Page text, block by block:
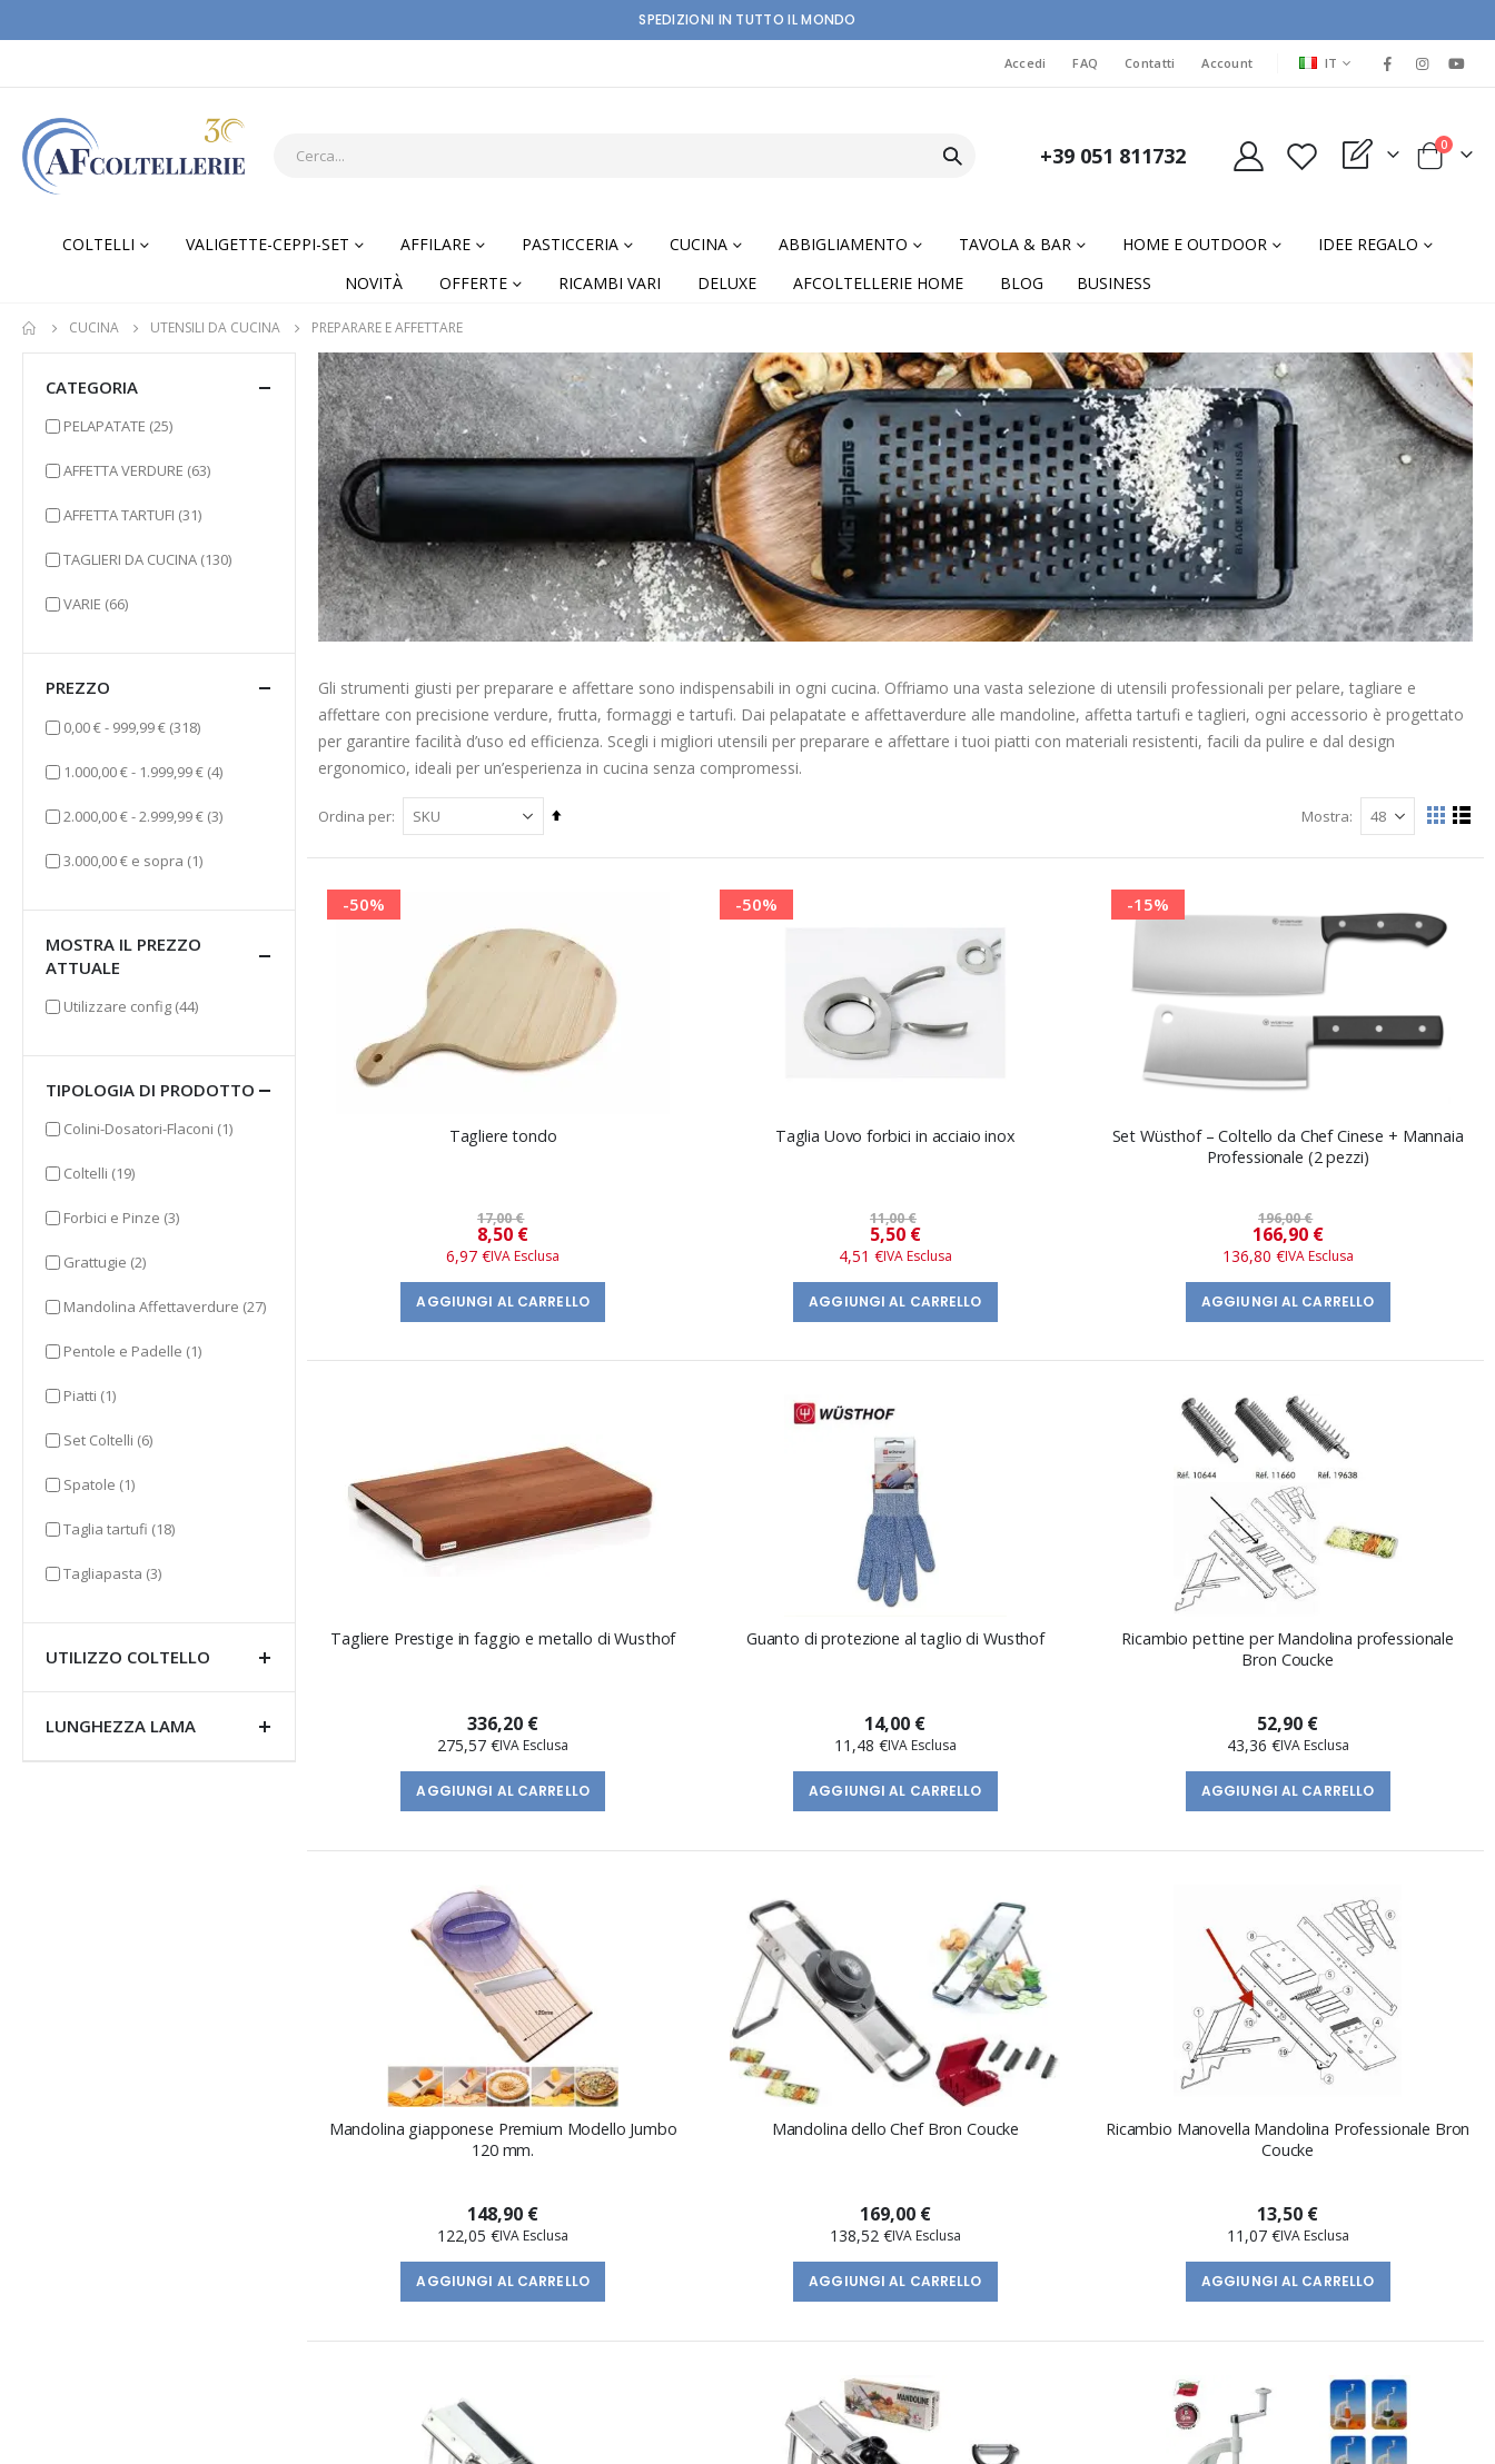
SPEDIZIONI IN TUTTO IL MONDO
Accedi FAQ Contatti Account LINGUA
IT
+39 051 811732 My Quote Cart
0elementi
COLTELLI VALIGETTE-CEPPI-SET AFFILARE PASTICCERIA CUCINA ABBIGLIAMENTO TAVOLA & BAR HOME E OUTDOOR
IDEE REGALO
NOVITÀ
OFFERTE RICAMBI VARI DELUXE AFCOLTELLERIE HOME BLOG BUSINESS
CUCINA UTENSILI DA CUCINA PREPARARE E AFFETTARE
Gli strumenti giusti per preparare e affettare sono indispensabili in ogni cucina. Offriamo una vasta selezione di utensili professionali per pelare, tagliare e
affettare con precisione verdure, frutta, formaggi e tartufi. Dai pelapatate e affettaverdure alle mandoline, affetta tartufi e taglieri, ogni accessorio è progettato
per garantire facilità d’uso ed efficienza. Scegli i migliori utensili per preparare e affettare i tuoi piatti con materiali resistenti, facili da pulire e dal design
ergonomico, ideali per un’esperienza in cucina senza compromessi.
Ordina per
Imposta
Mostra
Mostra
come
-50%
Tagliere tondo
17,00 €
Prezzo
speciale
8,50 €
6,97 €
AGGIUNGI AL CARRELLO
-50%
Taglia Uovo forbici in acciaio inox
11,00 €
Prezzo
speciale
5,50 €
4,51 €
AGGIUNGI AL CARRELLO
-15%
Set Wüsthof – Coltello da Chef Cinese + Mannaia
Professionale (2 pezzi)
196,00 €
Prezzo
speciale
166,90 €
136,80 €
AGGIUNGI AL CARRELLO
Tagliere Prestige in faggio e metallo di Wusthof
336,20 €
275,57 €
AGGIUNGI AL CARRELLO
Guanto di protezione al taglio di Wusthof
14,00 €
11,48 €
AGGIUNGI AL CARRELLO
Ricambio pettine per Mandolina professionale
Bron Coucke
52,90 €
43,36 €
AGGIUNGI AL CARRELLO
Mandolina giapponese Premium Modello Jumbo
120 mm.
148,90 €
122,05 €
AGGIUNGI AL CARRELLO
Mandolina dello Chef Bron Coucke
169,00 €
138,52 €
AGGIUNGI AL CARRELLO
Ricambio Manovella Mandolina Professionale Bron
Coucke
13,50 €
11,07 €
AGGIUNGI AL CARRELLO
CATEGORIA
PELAPATATE (25)elementi
AFFETTA VERDURE (63)elementi
AFFETTA TARTUFI (31)elementi
TAGLIERI DA CUCINA (130)elementi
VARIE (66)elementi
PREZZO
0,00 €- 999,99 € (318)elementi
1.000,00 €- 1.999,99 € (4)elementi
2.000,00 €-2.999,99 € (3)elementi
3.000,00 € e sopra (1)elemento
MOSTRA IL PREZZO
ATTUALE
Utilizzare config (44)elementi
TIPOLOGIA DI PRODOTTO
Colini-Dosatori-Flaconi (1)elemento
Coltelli (19)elementi
Forbici e Pinze (3)elementi
Grattugie (2)elementi
Mandolina Affettaverdure (27)elementi
Pentole e Padelle (1)elemento
Piatti (1)elemento
Set Coltelli (6)elementi
Spatole (1)elemento
Taglia tartufi (18)elementi
Tagliapasta (3)elementi
UTILIZZO COLTELLO
LUNGHEZZA LAMA